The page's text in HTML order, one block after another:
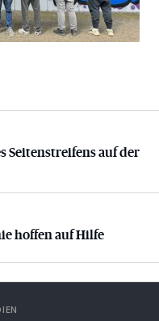
Seitenstreifens auf der A3
Seitenstreifens auf der
hoffen auf Hilfe
hoffen auf Hilfe